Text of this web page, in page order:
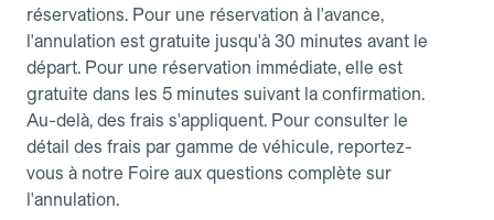
réservations. Pour une réservation à l'avance,
l'annulation est gratuite jusqu'à 30 minutes avant le
départ. Pour une réservation immédiate, elle est
gratuite dans les 5 minutes suivant la confirmation.
Au-delà, des frais s'appliquent. Pour consulter le
détail des frais par gamme de véhicule, reportez-
vous à notre Foire aux questions complète sur
l'annulation.